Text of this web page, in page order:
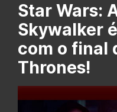
Star Wars:
Skywalker
com o final
Thrones!